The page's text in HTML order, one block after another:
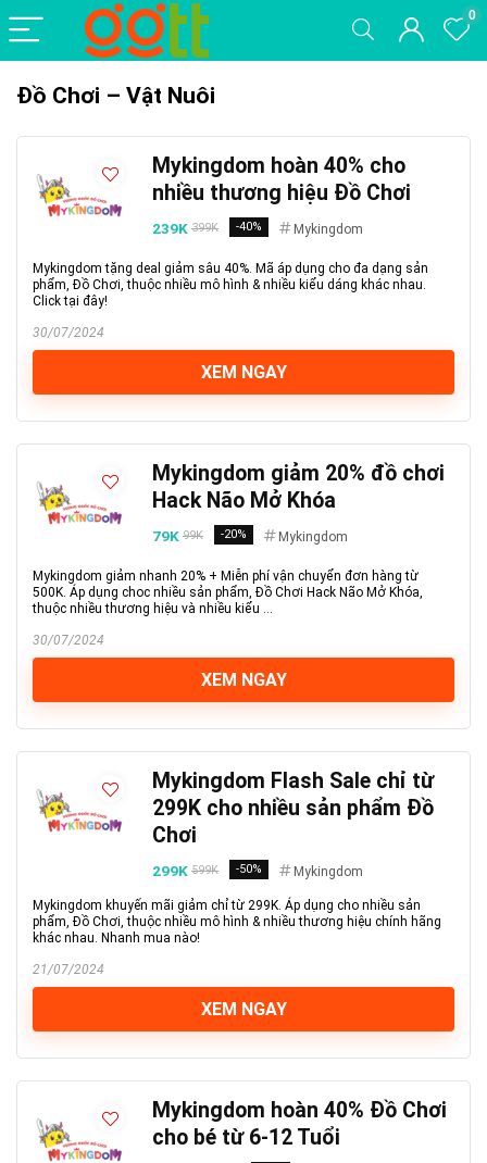
0
Đồ Chơi – Vật Nuôi
Mykingdom hoàn 40% cho
nhiều thương hiệu Đồ Chơi
239K 399K -40% Mykingdom
Mykingdom tặng deal giảm sâu 40%. Mã áp dụng cho đa dạng sản
phẩm, Đồ Chơi, thuộc nhiều mô hình & nhiều kiểu dáng khác nhau.
Click tại đây!
30/07/2024
XEM NGAY
Mykingdom giảm 20% đồ chơi
Hack Não Mở Khóa
79K 99K -20% Mykingdom
Mykingdom giảm nhanh 20% + Miễn phí vận chuyển đơn hàng từ
500K. Áp dụng choc nhiều sản phẩm, Đồ Chơi Hack Não Mở Khóa,
thuộc nhiều thương hiệu và nhiều kiểu ...
30/07/2024
XEM NGAY
Mykingdom Flash Sale chỉ từ
299K cho nhiều sản phẩm Đồ
Chơi
299K 599K -50% Mykingdom
Mykingdom khuyến mãi giảm chỉ từ 299K. Áp dụng cho nhiều sản
phẩm, Đồ Chơi, thuộc nhiều mô hình & nhiều thương hiệu chính hãng
khác nhau. Nhanh mua nào!
21/07/2024
XEM NGAY
Mykingdom hoàn 40% Đồ Chơi
cho bé từ 6-12 Tuổi